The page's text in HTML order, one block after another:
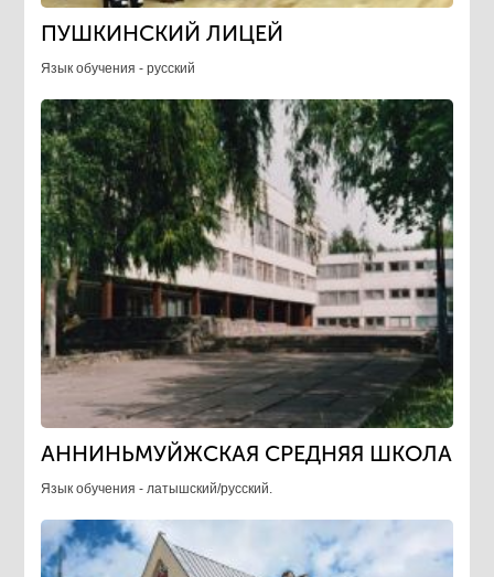
ПУШКИНСКИЙ ЛИЦЕЙ
Язык обучения - русский
АННИНЬМУЙЖСКАЯ СРЕДНЯЯ ШКОЛА
Язык обучения - латышский/русский.